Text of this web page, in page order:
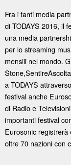
Fra i tanti media
di TODAYS 2016, il
una media
per lo streaming
mensili nel mondo.
a TODAYS
festival anche
di Radio e
importanti festival
Eurosonic registrerà
oltre 70 nazioni con